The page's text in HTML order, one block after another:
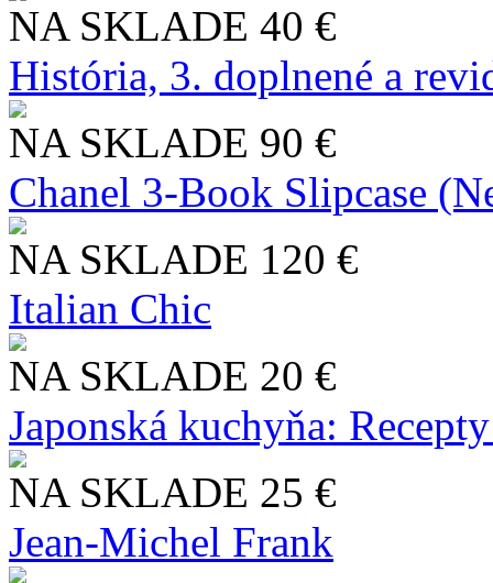
NA SKLADE 40 €
História, 3. doplnené a
NA SKLADE 90 €
Chanel 3-Book Slipcase
NA SKLADE 120 €
Italian Chic
NA SKLADE 20 €
Japonská kuchyňa:
NA SKLADE 25 €
Jean-Michel Frank